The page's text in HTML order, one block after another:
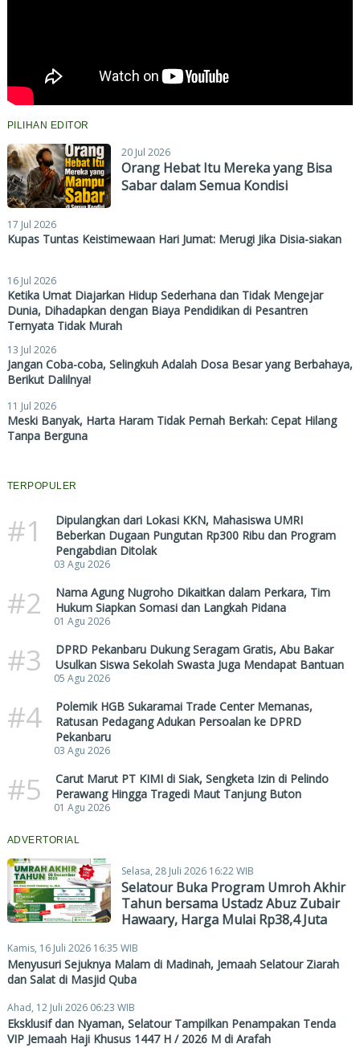
PILIHAN EDITOR
20 Jul 2026
Orang Hebat Itu Mereka yang Bisa
Sabar dalam Semua Kondisi
17 Jul 2026
Kupas Tuntas Keistimewaan Hari Jumat: Merugi Jika Disia-siakan
16 Jul 2026
Ketika Umat Diajarkan Hidup Sederhana dan Tidak Mengejar
Dunia, Dihadapkan dengan Biaya Pendidikan di Pesantren
Ternyata Tidak Murah
13 Jul 2026
Jangan Coba-coba, Selingkuh Adalah Dosa Besar yang Berbahaya,
Berikut Dalilnya!
11 Jul 2026
Meski Banyak, Harta Haram Tidak Pernah Berkah: Cepat Hilang
Tanpa Berguna
TERPOPULER
#1
Dipulangkan dari Lokasi KKN, Mahasiswa UMRI
Beberkan Dugaan Pungutan Rp300 Ribu dan Program
Pengabdian Ditolak
03 Agu 2026
#2
Nama Agung Nugroho Dikaitkan dalam Perkara, Tim
Hukum Siapkan Somasi dan Langkah Pidana
01 Agu 2026
#3
DPRD Pekanbaru Dukung Seragam Gratis, Abu Bakar
Usulkan Siswa Sekolah Swasta Juga Mendapat Bantuan
05 Agu 2026
#4
Polemik HGB Sukaramai Trade Center Memanas,
Ratusan Pedagang Adukan Persoalan ke DPRD
Pekanbaru
03 Agu 2026
#5
Carut Marut PT KIMI di Siak, Sengketa Izin di Pelindo
Perawang Hingga Tragedi Maut Tanjung Buton
01 Agu 2026
ADVERTORIAL
Selasa, 28 Juli 2026 16:22 WIB
Selatour Buka Program Umroh Akhir
Tahun bersama Ustadz Abuz Zubair
Hawaary, Harga Mulai Rp38,4 Juta
Kamis, 16 Juli 2026 16:35 WIB
Menyusuri Sejuknya Malam di Madinah, Jemaah Selatour Ziarah
dan Salat di Masjid Quba
Ahad, 12 Juli 2026 06:23 WIB
Eksklusif dan Nyaman, Selatour Tampilkan Penampakan Tenda
VIP Jemaah Haji Khusus 1447 H / 2026 M di Arafah